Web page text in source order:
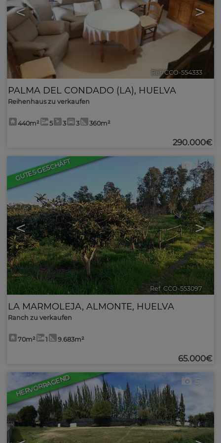
< >
Ref. CCO-554333 🔗
PALMA DEL CONDADO (LA), HUELVA
Reihenhaus zu verkaufen
440m² 5 3 3 360m²
290.000€
GUTES GESCHÄFT
< >
15
Ref. CCO-553097 🔗
LA MARMOLEJA, ALMONTE, HUELVA
Ranch zu verkaufen
70m² 1 9.683m²
65.000€
HERVORRAGEND 51